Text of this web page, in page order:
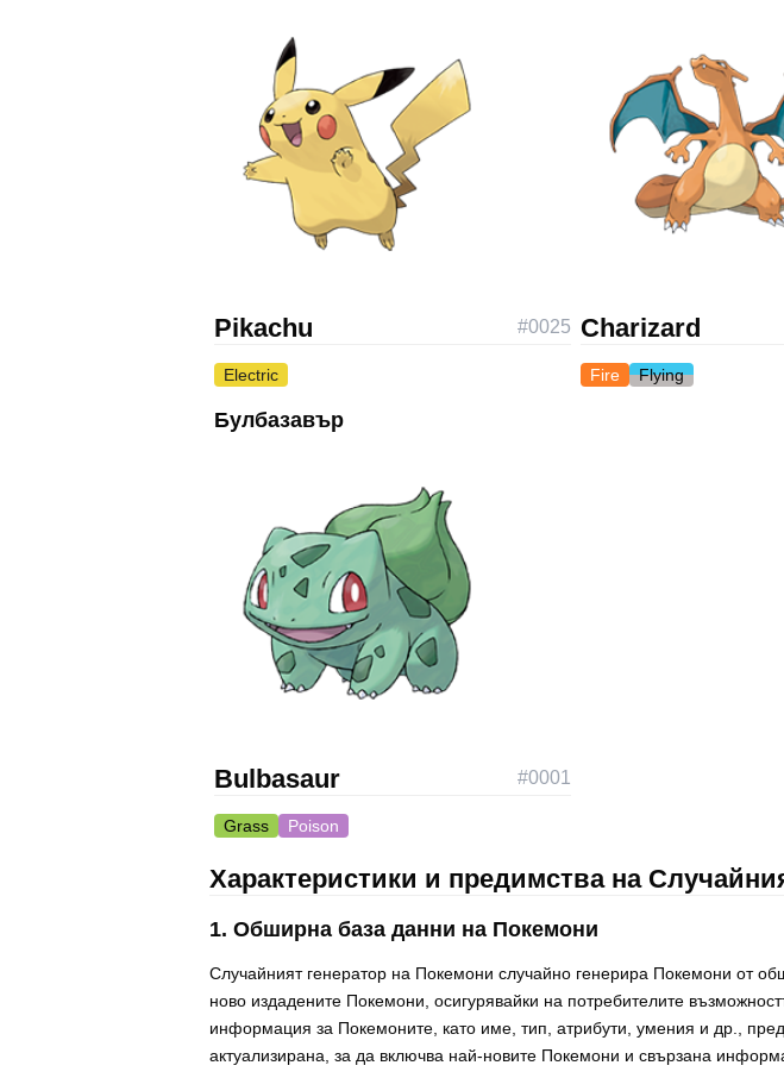
Pikachu #0025
Electric
Charizard
Fire Flying
Булбазавър
Bulbasaur #0001
Grass Poison
Характеристики и предимства на
1. Обширна база данни на Покемони
Случайният генератор на Покемони случайно генерира Покемони от
ново издадените Покемони, осигурявайки на потребителите
информация за Покемоните, като име, тип, атрибути, умения и др.,
актуализирана, за да включва най-новите Покемони и свързана